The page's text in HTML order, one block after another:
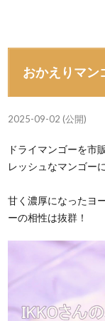
おかえりマン
2025-09-02 (公開)
ドライマンゴーを市
レッシュなマンゴー
甘く濃厚になったヨ
ーの相性は抜群！